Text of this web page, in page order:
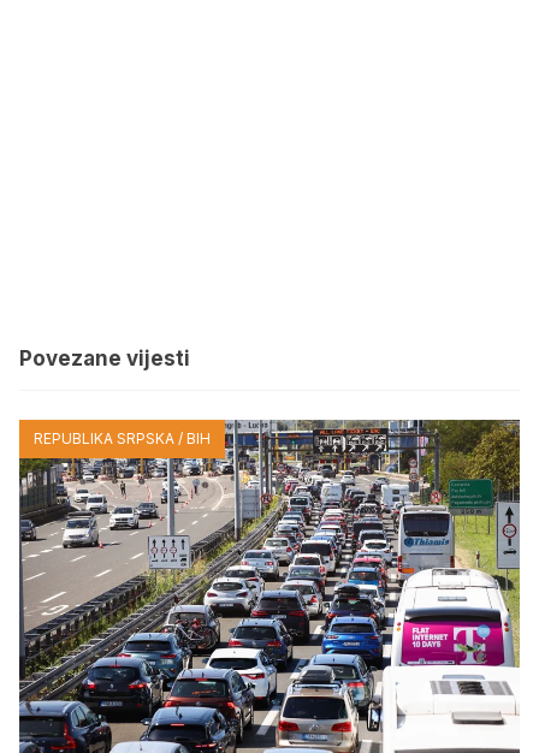
Povezane vijesti
REPUBLIKA SRPSKA / BIH